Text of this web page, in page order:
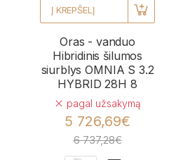
Į KREPŠELĮ
Oras - vanduo
Hibridinis šilumos
siurblys OMNIA S 3.2
HYBRID 28H 8
pagal užsakymą
5 726,69€
6 737,28€